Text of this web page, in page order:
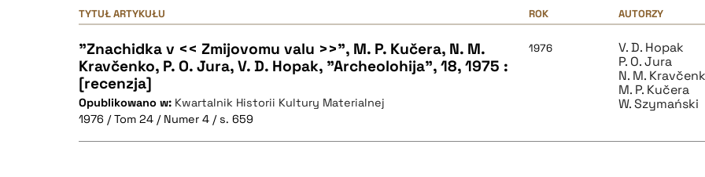
TYTUŁ ARTYKUŁU ROK AUTORZY
"Znachidka v << Zmijovomu valu >>", M. P. Kučera, N. M.
Kravčenko, P. O. Jura, V. D. Hopak, "Archeolohija", 18, 1975 :
[recenzja]
Opublikowano w: Kwartalnik Historii Kultury Materialnej
1976 / Tom 24 / Numer 4 / s. 659
1976
V. D. Hopak
P. O. Jura
N. M.
M. P. Kučera
W. Szymański